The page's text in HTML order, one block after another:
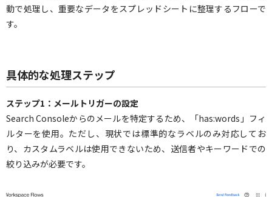
動で処理し、重要なデータをスプレッドシートに整理するフローで
す。
具体的な処理ステップ
ステップ1：メールトリガーの設定
Search Consoleからのメールを特定するため、「has:words」フィ
ルターを使用。ただし、現状では標準的なラベルのみ対応してお
り、カスタムラベルは使用できないため、送信者やキーワードでの
絞り込みが必要です。